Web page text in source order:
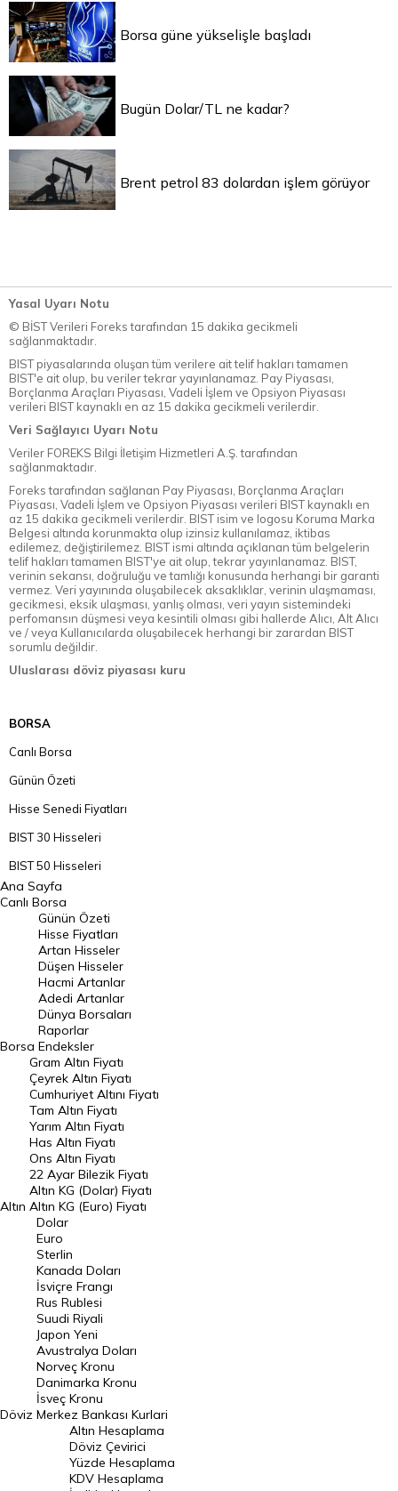
Borsa güne yükselişle başladı
Bugün Dolar/TL ne kadar?
Brent petrol 83 dolardan işlem görüyor
Yasal Uyarı Notu
© BİST Verileri Foreks tarafından 15 dakika gecikmeli
sağlanmaktadır.
BIST piyasalarında oluşan tüm verilere ait telif hakları tamamen
BIST'e ait olup, bu veriler tekrar yayınlanamaz. Pay Piyasası,
Borçlanma Araçları Piyasası, Vadeli İşlem ve Opsiyon Piyasası
verileri BIST kaynaklı en az 15 dakika gecikmeli verilerdir.
Veri Sağlayıcı Uyarı Notu
Veriler FOREKS Bilgi İletişim Hizmetleri A.Ş. tarafından
sağlanmaktadır.
Foreks tarafından sağlanan Pay Piyasası, Borçlanma Araçları
Piyasası, Vadeli İşlem ve Opsiyon Piyasası verileri BIST kaynaklı en
az 15 dakika gecikmeli verilerdir. BIST isim ve logosu Koruma Marka
Belgesi altında korunmakta olup izinsiz kullanılamaz, iktibas
edilemez, değiştirilemez. BIST ismi altında açıklanan tüm belgelerin
telif hakları tamamen BIST'ye ait olup, tekrar yayınlanamaz. BIST,
verinin sekansı, doğruluğu ve tamlığı konusunda herhangi bir garanti
vermez. Veri yayınında oluşabilecek aksaklıklar, verinin ulaşmaması,
gecikmesi, eksik ulaşması, yanlış olması, veri yayın sistemindeki
perfomansın düşmesi veya kesintili olması gibi hallerde Alıcı, Alt Alıcı
ve / veya Kullanıcılarda oluşabilecek herhangi bir zarardan BIST
sorumlu değildir.
Uluslarası döviz piyasası kuru
BORSA
Canlı Borsa
Günün Özeti
Hisse Senedi Fiyatları
BIST 30 Hisseleri
BIST 50 Hisseleri
BIST 100 Hisseleri
En Çok Artan Hisseler
En Çok Düşen Hisseler
Hacmi Artanlar
Geçmiş Kapanışlar
Dünya Borsaları
Raporlar
Endeksler
DÖVİZ
Döviz Kuru
Dolar Kuru
Euro Kuru
Pound Kuru
Frank Kuru
Riyal Kuru
Avustralya Doları
Danimarka Kronu Kuru
Kanada Doları Kuru
Norveç Kronu Kuru
İsveç Kronu Kuru
Japon Yeni Kuru
Ana Sayfa
Canlı Borsa
Borsa
Günün Özeti
Hisse Fiyatları
Artan Hisseler
Düşen Hisseler
Hacmi Artanlar
Adedi Artanlar
Dünya Borsaları
Raporlar
Endeksler
Altın
Gram Altın Fiyatı
Çeyrek Altın Fiyatı
Cumhuriyet Altını Fiyatı
Tam Altın Fiyatı
Yarım Altın Fiyatı
Has Altın Fiyatı
Ons Altın Fiyatı
22 Ayar Bilezik Fiyatı
Altın KG (Dolar) Fiyatı
Altın KG (Euro) Fiyatı
Döviz
Dolar
Euro
Sterlin
Kanada Doları
İsviçre Frangı
Rus Rublesi
Suudi Riyali
Japon Yeni
Avustralya Doları
Norveç Kronu
Danimarka Kronu
İsveç Kronu
Merkez Bankası Kurlari
Altın Hesaplama
Döviz Çevirici
Yüzde Hesaplama
KDV Hesaplama